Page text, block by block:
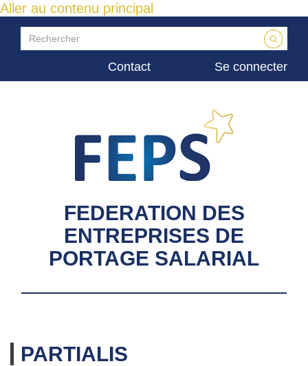
Aller au contenu principal
Contact Se connecter
FEDERATION DES
ENTREPRISES DE
PORTAGE SALARIAL
PARTIALIS